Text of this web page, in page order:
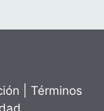
Términos